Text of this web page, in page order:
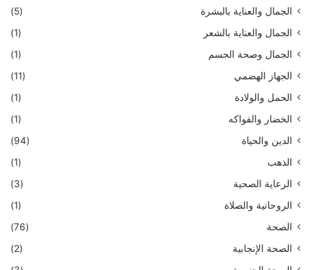
الجمال والعناية بالبشرة
(5)
الجمال والعناية بالشعر
(1)
الجمال وصحة الجسم
(1)
الجهاز الهضمي
(11)
الحمل والولادة
(1)
الخضار والفواكه
(1)
الدين والحياة
(94)
الذهب
(1)
الرعاية الصحية
(3)
الروحانية والصلاة
(1)
الصحة
(76)
الصحة الإنجابية
(2)